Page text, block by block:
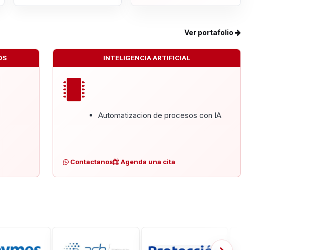
Ver portafolio
INTELIGENCIA ARTIFICIAL
Automatizacion de procesos con IA
Contactanos Agenda una cita